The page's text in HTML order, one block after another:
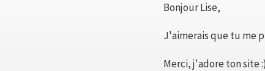
Bonjour Lise,
J'aimerais que tu me
Merci, j'adore ton site :)